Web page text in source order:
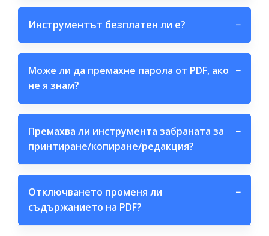
Инструментът безплатен ли е? −
Може ли да премахне парола от PDF, ако
не я знам?
−
Премахва ли инструмента забраната за
принтиране/копиране/редакция?
−
Отключването променя ли
съдържанието на PDF?
−